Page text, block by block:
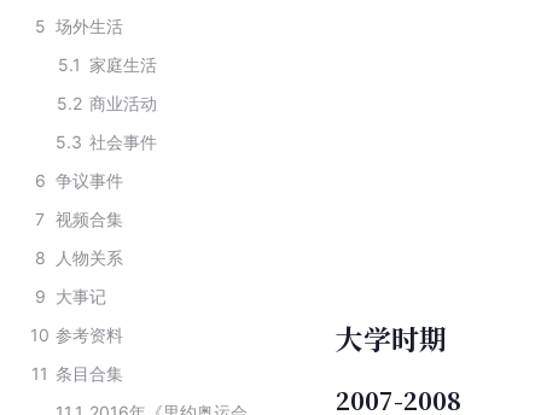
5 场外生活
5.1 家庭生活
5.2 商业活动
5.3 社会事件
6 争议事件
7 视频合集
8
人物关系
9 大事记
10 参考资料
11 条目合集
大学时期
2007-2008